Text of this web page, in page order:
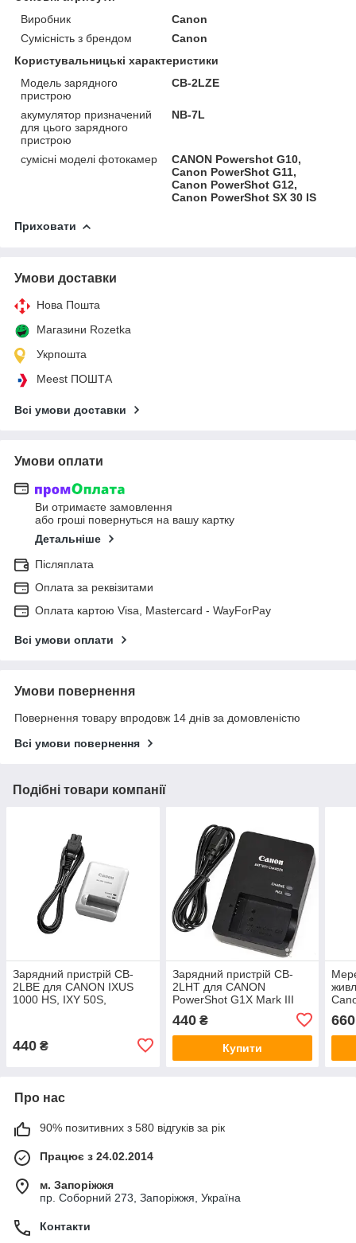
Виробник
Canon
Сумісність з брендом
Canon
Користувальницькі характеристики
Модель зарядного
пристрою
CB-2LZE
акумулятор призначений
для цього зарядного
пристрою
NB-7L
сумісні моделі фотокамер
CANON Powershot G10,
Canon PowerShot G11,
Canon PowerShot G12,
Canon PowerShot SX 30 IS
Приховати
Умови доставки
Нова Пошта
Магазини Rozetka
Укрпошта
Meest ПОШТА
Всі умови доставки
Умови оплати
Ви отримаєте замовлення
або гроші повернуться на вашу картку
Детальніше
Післяплата
Оплата за реквізитами
Оплата картою Visa, Mastercard - WayForPay
Всі умови оплати
Умови повернення
Повернення товару впродовж 14 днів за домовленістю
Всі умови повернення
Подібні товари компанії
Зарядний пристрій CB-
2LBE для CANON IXUS
1000 HS, IXY 50S,
440 ₴
Зарядний пристрій CB-
2LHT для CANON
PowerShot G1X Mark III
G5X G7 G7X MARK II G9Х
(батарея NB-13L)
440₴
Купити
660
Про нас
90% позитивних з 580 відгуків за рік
Працює з 24.02.2014
м. Запоріжжя
пр. Соборний 273, Запоріжжя, Україна
Контакти